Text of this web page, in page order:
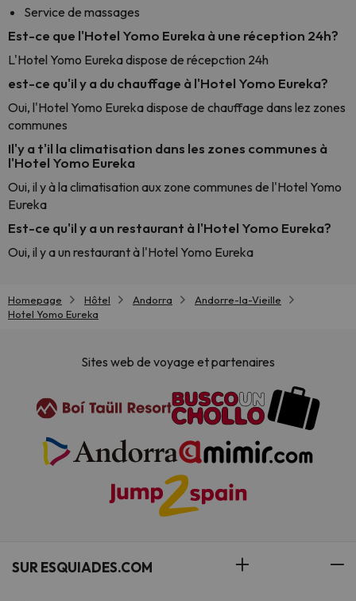
Service de massages
Est-ce que l'Hotel Yomo Eureka à une réception 24h?
L'Hotel Yomo Eureka dispose de récepction 24h
est-ce qu'il y a du chauffage à l'Hotel Yomo Eureka?
Oui, l'Hotel Yomo Eureka dispose de chauffage dans lez zones
communes
Il'y a t'il la climatisation dans les zones communes à
l'Hotel Yomo Eureka
Oui, il y à la climatisation aux zone communes de l'Hotel Yomo
Eureka
Est-ce qu'il y a un restaurant à l'Hotel Yomo Eureka?
Oui, il y a un restaurant à l'Hotel Yomo Eureka
Homepage Hôtel Andorra
Andorre-la-Vieille
Hotel Yomo Eureka
Sites web de voyage et partenaires
SUR ESQUIADES.COM